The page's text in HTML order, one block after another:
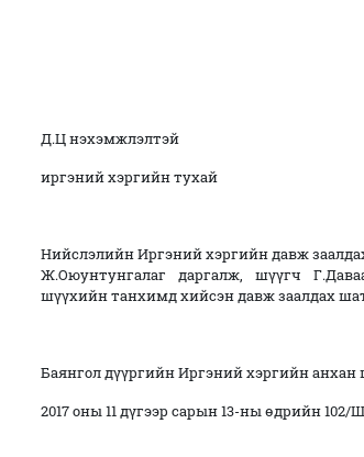
Д.Ц нэхэмжлэлтэй
иргэний хэргийн тухай
Нийслэлийн Иргэний хэргийн давж
Ж.Оюунтунгалаг даргалж, шүүгч
шүүхийн танхимд хийсэн давж заалдах
Баянгол дүүргийн Иргэний хэргийн
2017 оны 11 дүгээр сарын 13-ны өдрийн 102/